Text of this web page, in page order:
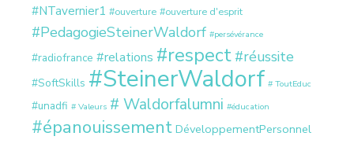
#NTavernier1 #ouverture #ouverture d'esprit
#PedagogieSteinerWaldorf #persévérance
#radiofrance #relations #respect #réussite
#SoftSkills #SteinerWaldorf # ToutEduc
#unadfi # Valeurs # Waldorfalumni #éducation
#épanouissement DéveloppementPersonnel